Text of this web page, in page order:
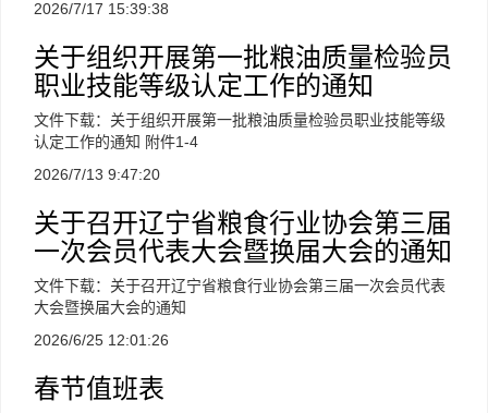
2026/7/17 15:39:38
关于组织开展第一批粮油质量检验员
职业技能等级认定工作的通知
文件下载：关于组织开展第一批粮油质量检验员职业技能等级
认定工作的通知 附件1-4
2026/7/13 9:47:20
关于召开辽宁省粮食行业协会第三届
一次会员代表大会暨换届大会的通知
文件下载：关于召开辽宁省粮食行业协会第三届一次会员代表
大会暨换届大会的通知
2026/6/25 12:01:26
春节值班表